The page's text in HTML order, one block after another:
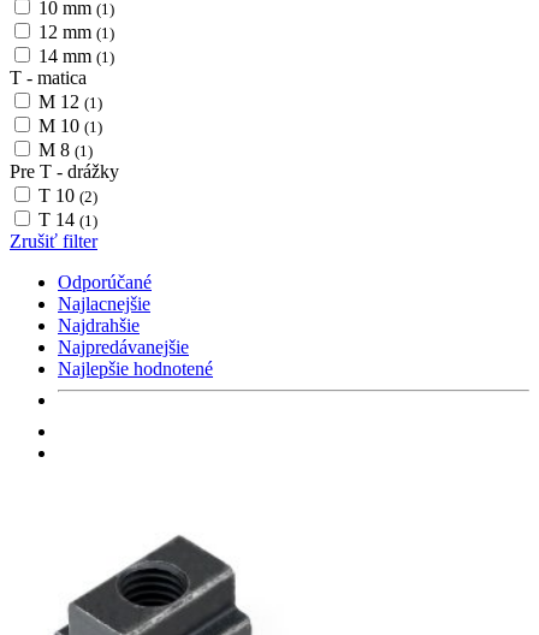
10 mm (1)
12 mm (1)
14 mm (1)
T - matica
M 12 (1)
M 10 (1)
M 8 (1)
Pre T - drážky
T 10 (2)
T 14 (1)
Zrušiť filter
Odporúčané
Najlacnejšie
Najdrahšie
Najpredávanejšie
Najlepšie hodnotené